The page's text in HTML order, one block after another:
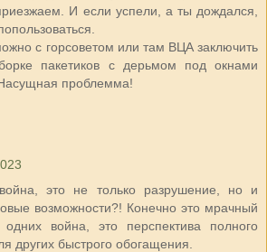
И если успели, а ты дождался,
с горсоветом или там ВЦА заключить
пакетиков с дерьмом под окнами
проблемма!
это не только разрушение, но и
возможности?! Конечно это мрачный
война, это перспектива полного
других быстрого обогащения.